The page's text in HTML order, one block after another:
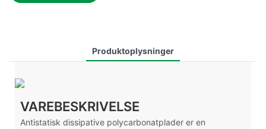
Produktoplysninger
VAREBESKRIVELSE
Antistatisk dissipative polycarbonatplader er en